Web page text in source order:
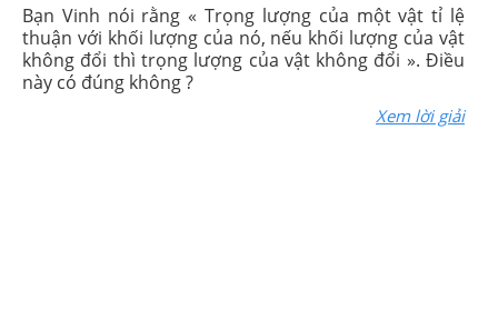
Bạn Vinh nói rằng « Trọng lượng của một vật tỉ lệ
thuận với khối lượng của nó, nếu khối lượng của vật
không đổi thì trọng lượng của vật không đổi ». Điều
này có đúng không ?
Xem lời giải